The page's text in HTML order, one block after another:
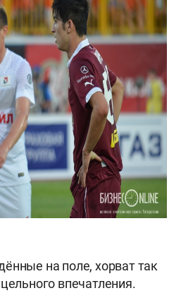
на поле, хорват так
впечатления.